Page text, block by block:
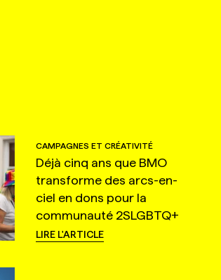
CAMPAGNES ET CRÉATIVITÉ
Déjà cinq ans que BMO
transforme des arcs-en-
ciel en dons pour la
communauté 2SLGBTQ+
LIRE L'ARTICLE